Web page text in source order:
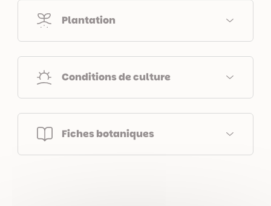
Plantation
Conditions de culture
Fiches botaniques